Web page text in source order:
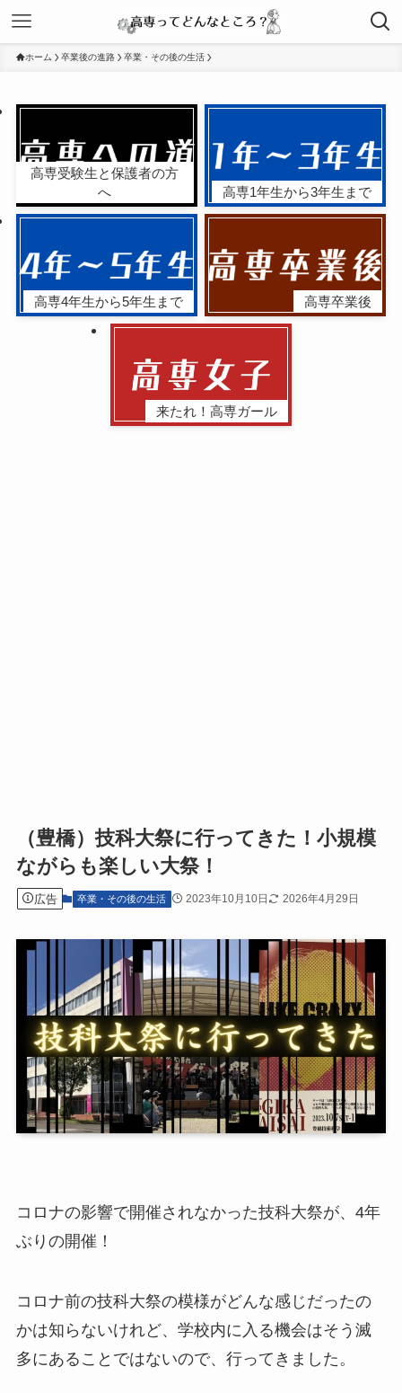
ホーム 卒業後の進路 卒業・その後の生活
高専受験生と保護者の方
へ
高専1年生から3年生まで
高専4年生から5年生まで 高専卒業後
来たれ！高専ガール
（豊橋）技科大祭に行ってきた！小規模
ながらも楽しい大祭！
広告 卒業・その後の生活 2023年10月10日 2026年4月29日
コロナの影響で開催されなかった技科大祭が、4年
ぶりの開催！
コロナ前の技科大祭の模様がどんな感じだったの
かは知らないけれど、学校内に入る機会はそう滅
多にあることではないので、行ってきました。